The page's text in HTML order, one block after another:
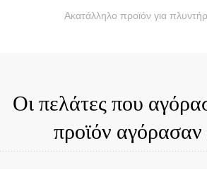
Ακατάλληλο προϊόν για
Οι πελάτες που
προϊόν αγόρασαν